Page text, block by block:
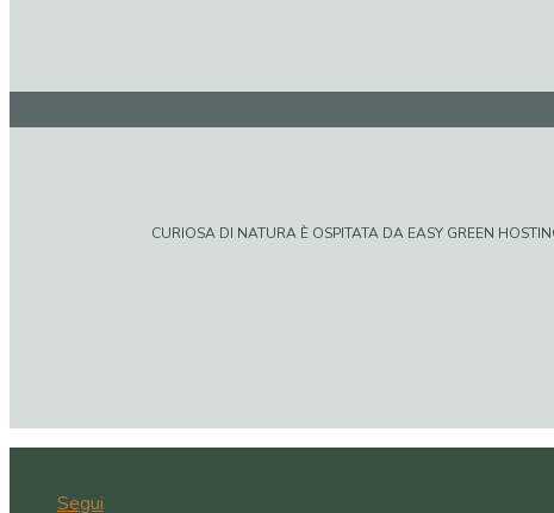
CURIOSA DI NATURA È OSPITATA DA EASY GREEN
Segui